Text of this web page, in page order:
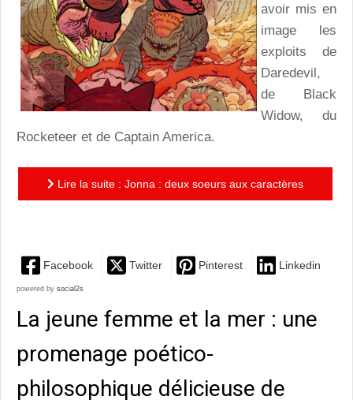
avoir mis en
image les
exploits de
Daredevil,
de Black
Widow, du
Rocketeer et de Captain America.
Lire la suite : Jonna : deux soeurs aux caractères
Facebook Twitter Pinterest Linkedin
powered by social2s
La jeune femme et la mer : une
promenage poético-
philosophique délicieuse de